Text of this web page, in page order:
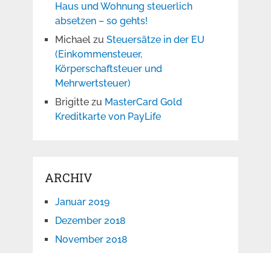
Haus und Wohnung steuerlich
absetzen – so gehts!
Michaelzu Steuersätze in der EU
(Einkommensteuer,
Körperschaftsteuer und
Mehrwertsteuer)
Brigittezu MasterCard Gold
Kreditkarte von PayLife
ARCHIV
Januar 2019
Dezember 2018
November 2018